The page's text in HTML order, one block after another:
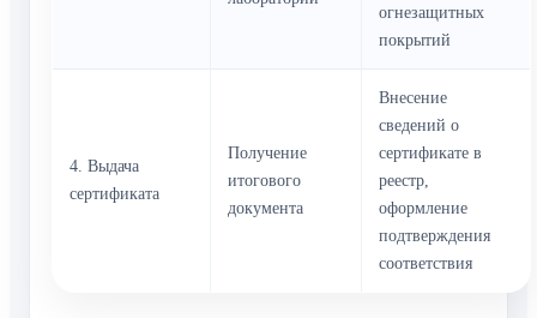
огнезащитных
покрытий
4. Выдача
сертификата
Получение
итогового
документа
Внесение
сведений о
сертификате в
реестр,
оформление
подтверждения
соответствия